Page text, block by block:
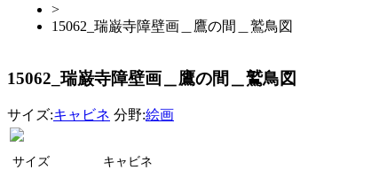
>
15062_瑞巌寺障壁画＿鷹の間＿鷲鳥図
15062_瑞巌寺障壁画＿鷹の間＿鷲鳥図
サイズ:キャビネ 分野:絵画
サイズ
キャビネ